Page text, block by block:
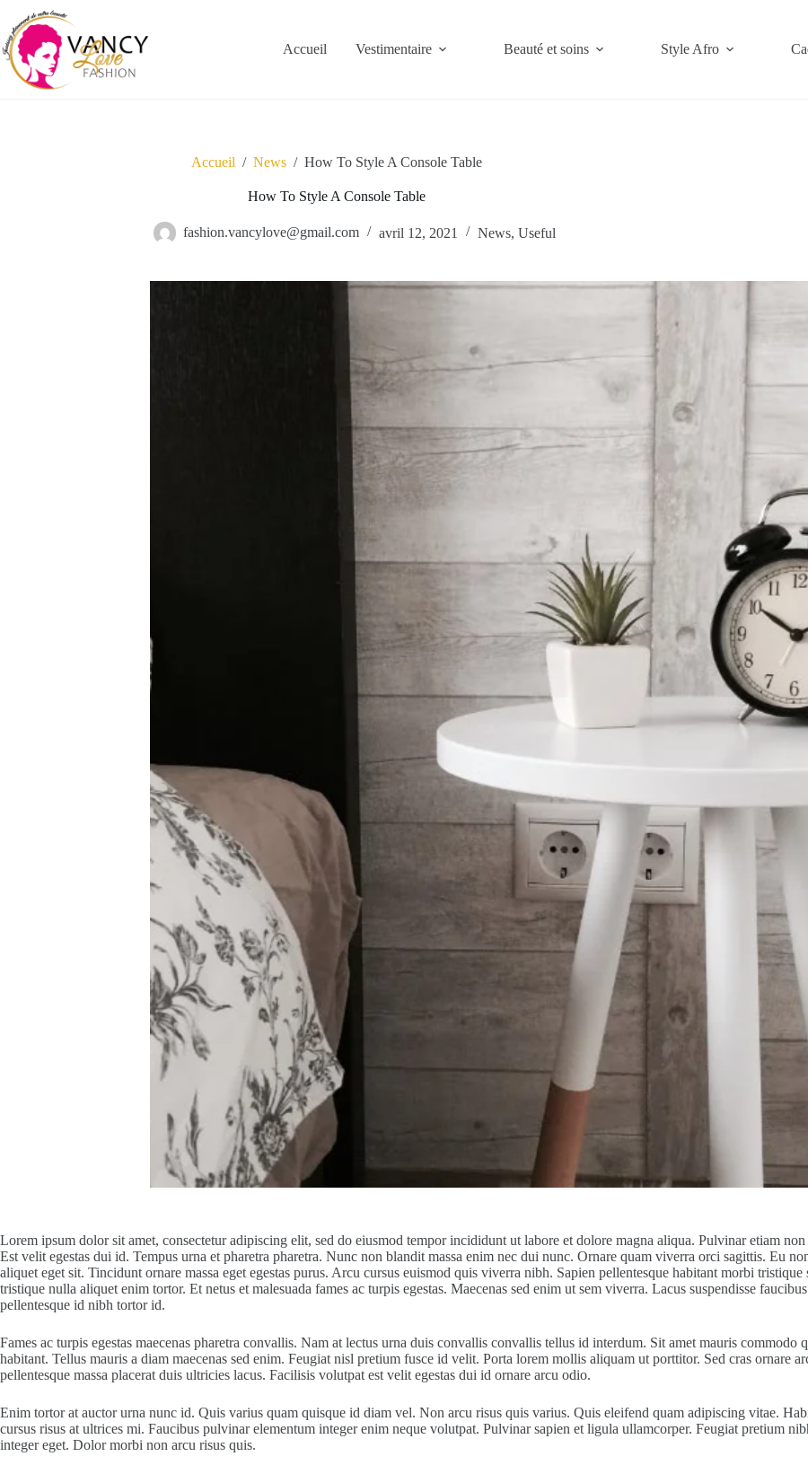
contenu
Accueil Vestimentaire Beauté et soins Style Afro
Accueil / News / How To Style A Console Table
How To Style A Console Table
fashion.vancylove@gmail.com avril 12, 2021 News, Useful
Lorem ipsum dolor sit amet, consectetur adipiscing elit, sed do eiusmod tempor incididunt ut labore et dolore magna aliqua. Pulvinar etiam
Est velit egestas dui id. Tempus urna et pharetra pharetra. Nunc non blandit massa enim nec dui nunc. Ornare quam viverra orci sagittis. Eu
aliquet eget sit. Tincidunt ornare massa eget egestas purus. Arcu cursus euismod quis viverra nibh. Sapien pellentesque habitant morbi
tristique nulla aliquet enim tortor. Et netus et malesuada fames ac turpis egestas. Maecenas sed enim ut sem viverra. Lacus suspendisse
pellentesque id nibh tortor id.
Fames ac turpis egestas maecenas pharetra convallis. Nam at lectus urna duis convallis convallis tellus id interdum. Sit amet mauris
habitant. Tellus mauris a diam maecenas sed enim. Feugiat nisl pretium fusce id velit. Porta lorem mollis aliquam ut porttitor. Sed cras ornare
pellentesque massa placerat duis ultricies lacus. Facilisis volutpat est velit egestas dui id ornare arcu odio.
Enim tortor at auctor urna nunc id. Quis varius quam quisque id diam vel. Non arcu risus quis varius. Quis eleifend quam adipiscing vitae.
cursus risus at ultrices mi. Faucibus pulvinar elementum integer enim neque volutpat. Pulvinar sapien et ligula ullamcorper. Feugiat pretium
integer eget. Dolor morbi non arcu risus quis.